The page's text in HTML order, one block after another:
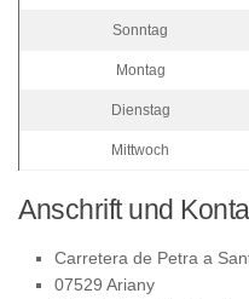
Sonntag
Montag
Dienstag
Mittwoch
Anschrift und
Carretera de Petra a
07529 Ariany